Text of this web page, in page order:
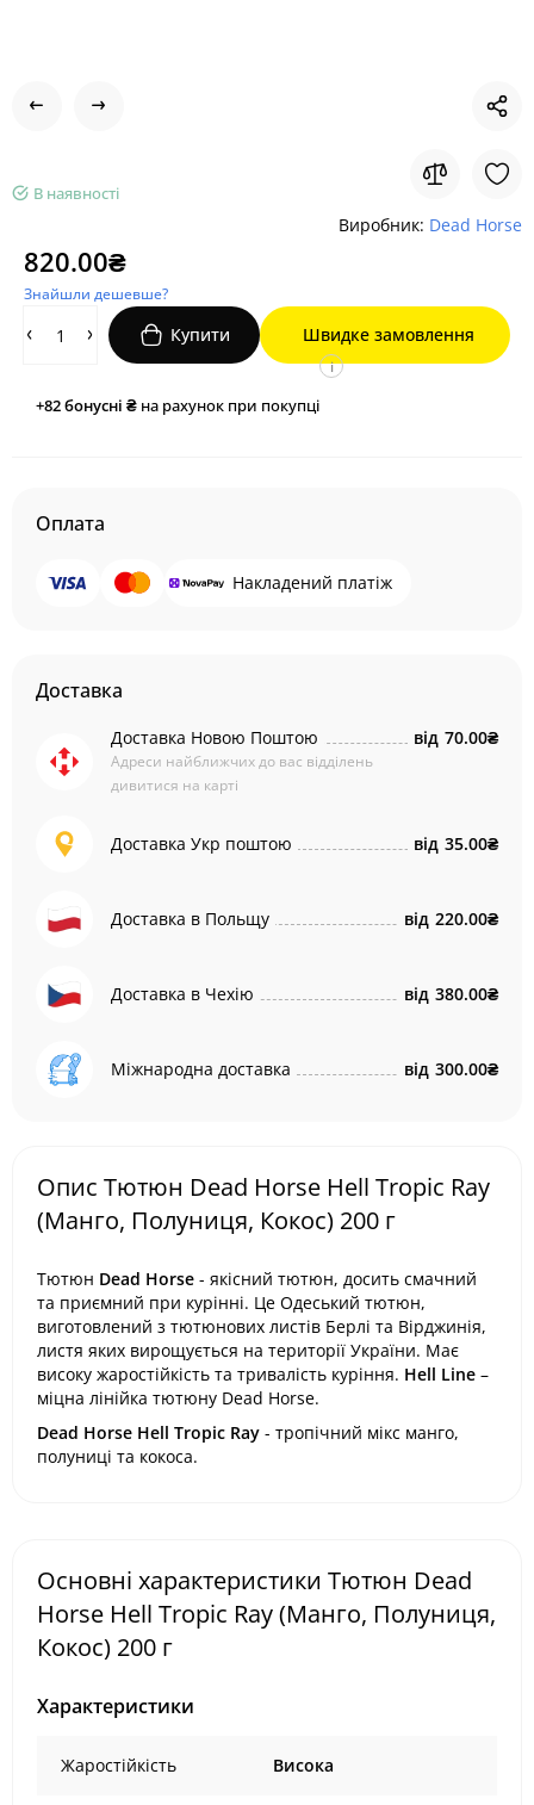
В наявності
Виробник: Dead Horse
820.00₴
Знайшли дешевше?
Купити Швидке замовлення
+82бонусні ₴ на рахунок при покупці
i
Оплата
Накладений платіж
Доставка
Доставка Новою Поштою
Адреси найближчих до вас відділень
дивитися на карті
від 70.00₴
Доставка Укр поштою від 35.00₴
Доставка в Польщу від 220.00₴
Доставка в Чехію від 380.00₴
Міжнародна доставка від 300.00₴
Опис Тютюн Dead Horse Hell Tropic Ray
(Манго, Полуниця, Кокос) 200 г
Тютюн Dead Horse - якісний тютюн, досить смачний
та приємний при курінні. Це Одеський тютюн,
виготовлений з тютюнових листів Берлі та Вірджинія,
листя яких вирощується на території України. Має
високу жаростійкість та тривалість куріння. Hell Line –
міцна лінійка тютюну Dead Horse.
Dead Horse Hell Tropic Ray - тропічний мікс манго,
полуниці та кокоса.
Основні характеристики Тютюн Dead
Horse Hell Tropic Ray (Манго, Полуниця,
Кокос) 200 г
Характеристики
Жаростійкість Висока